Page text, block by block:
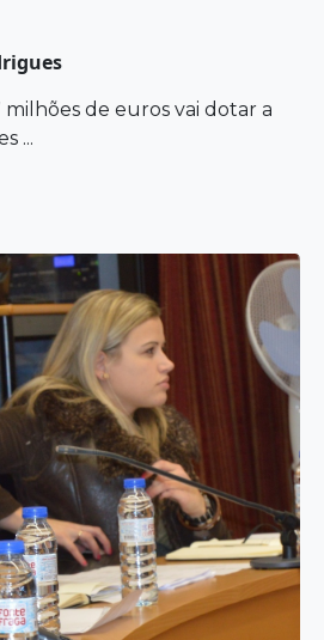
de euros vai dotar a
...